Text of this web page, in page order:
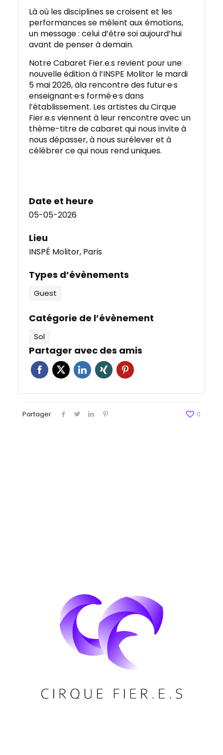
Là où les disciplines se croisent et les
performances se mêlent aux émotions,
un message : celui d’être soi aujourd’hui
avant de penser à demain.
Notre Cabaret Fier.e.s revient pour une
nouvelle édition à l’INSPE Molitor le mardi
5 mai 2026, àla rencontre des futur·e·s
enseignant·e·s formé·e·s dans
l’établissement. Les artistes du Cirque
Fier.e.s viennent à leur rencontre avec un
thème-titre de cabaret qui nous invite à
nous dépasser, à nous surélever et à
célébrer ce qui nous rend uniques.
Date et heure
05-05-2026
Lieu
INSPÉ Molitor, Paris
Types d’évènements
Guest
Catégorie de l’évènement
Sol
Partager avec des amis
Partager 0